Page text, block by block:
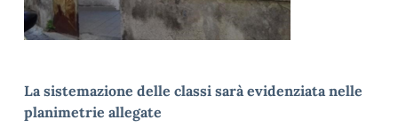
La sistemazione delle classi sarà evidenziata nelle
planimetrie allegate